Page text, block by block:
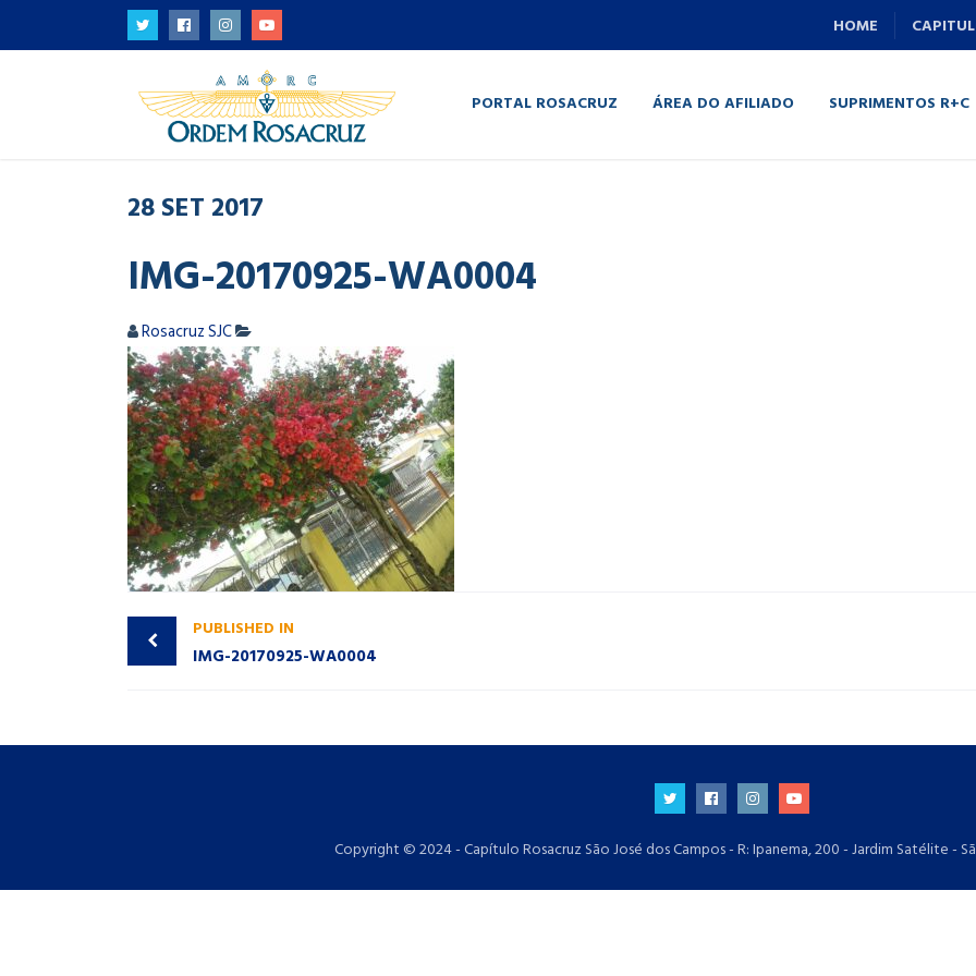
HOME
PORTAL ROSACRUZ ÁREA DO AFILIADO SUPRIMENTOS R+C
28SET 2017
IMG-20170925-WA0004
Rosacruz SJC
PUBLISHED IN
IMG-20170925-WA0004
Copyright © 2024 - Capítulo Rosacruz São José dos Campos - R: Ipanema, 200 - Jardim Satélite -